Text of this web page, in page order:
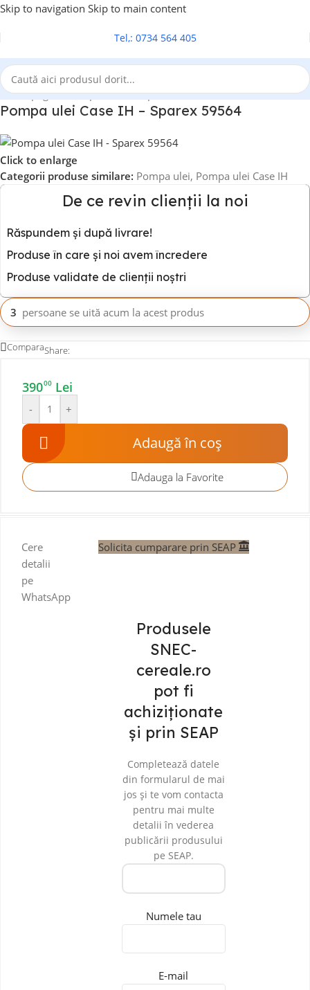
Skip to navigation Skip to main content
Tel,: 0734 564 405
Prima pagină/Pompa ulei/Pompa ulei Case IH
Pompa ulei Case IH – Sparex 59564
Click to enlarge
Categorii produse similare: Pompa ulei, Pompa ulei Case IH
De ce revin clienții la noi
Răspundem și după livrare!
Produse în care și noi avem încredere
Produse validate de clienții noștri
3 persoane se uită acum la acest produs
ComparaShare:
39000 Lei
- +
Adaugă în coș
Adauga la Favorite
Cere
detalii
pe
WhatsApp
Solicita cumparare prin SEAP
Produsele
SNEC-
cereale.ro
pot fi
achiziționate
și prin SEAP
Completează datele
din formularul de mai
jos și te vom contacta
pentru mai multe
detalii în vederea
publicării produsului
pe SEAP.
Numele tau
E-mail